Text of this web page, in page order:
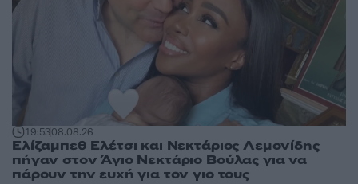
19:5308.08.26
Ελίζαμπεθ Ελέτσι και Νεκτάριος Λεμονίδης
πήγαν στον Άγιο Νεκτάριο Βούλας για να
πάρουν την ευχή για τον γιο τους